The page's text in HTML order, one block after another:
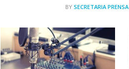
BY SECRETARIA PRENSA